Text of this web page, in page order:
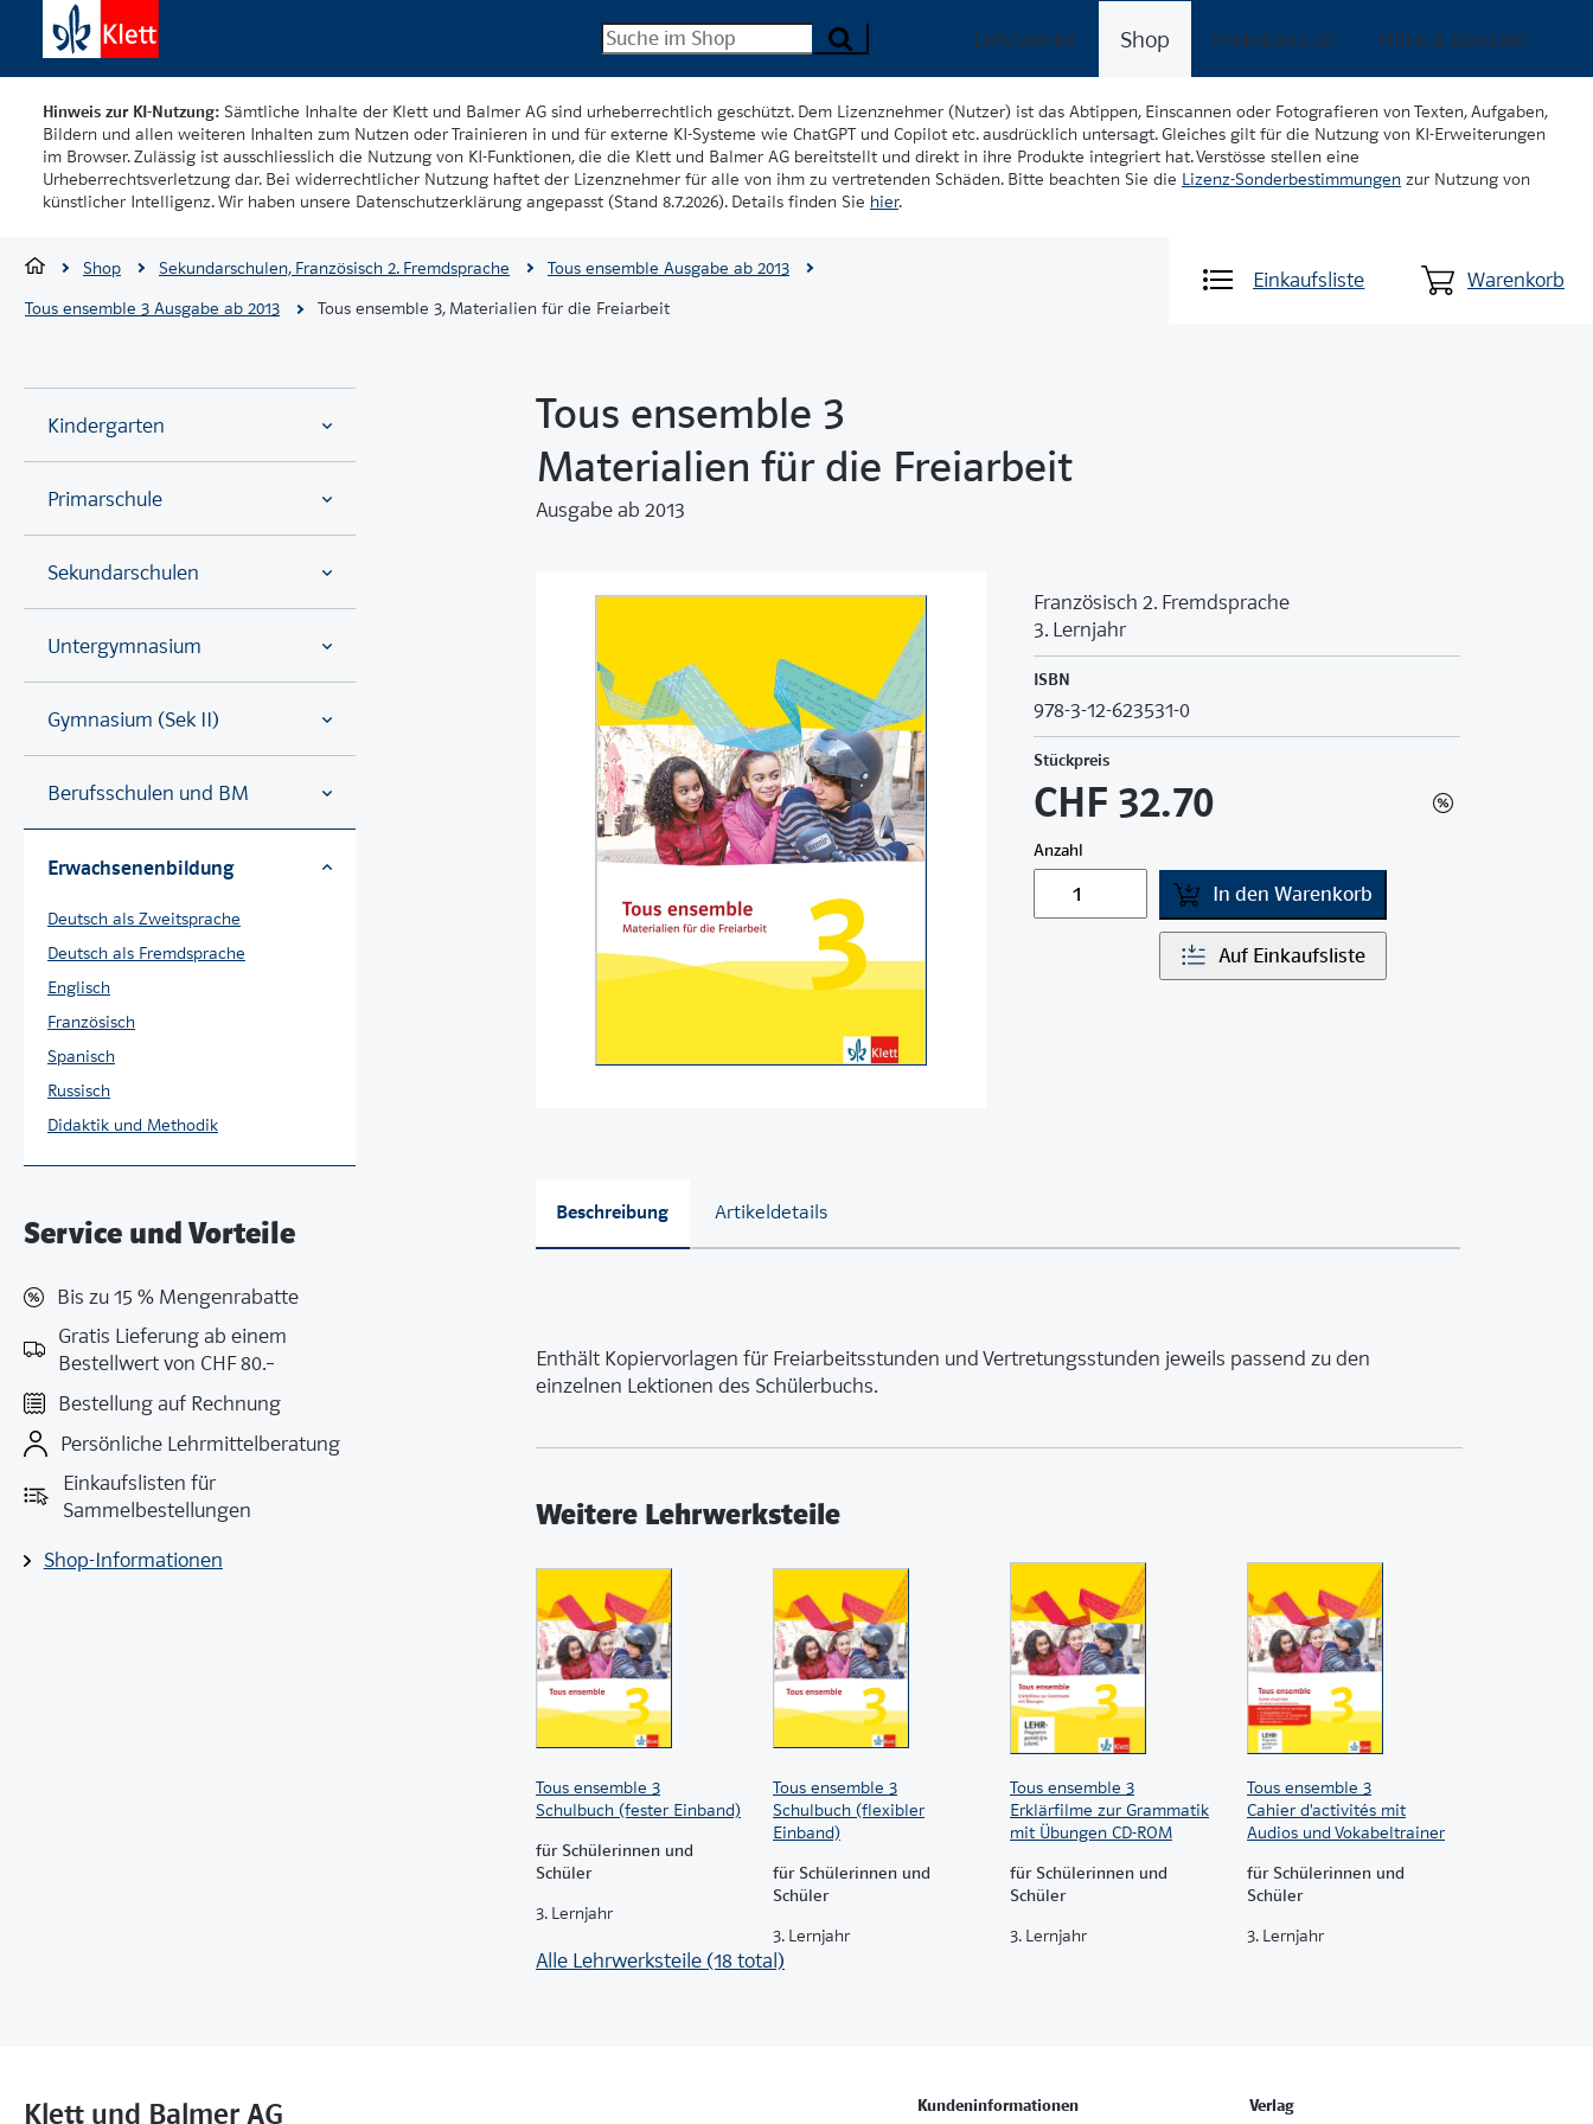
Lehrwerke Shop meinklett.ch Hilfe & Kontakt
Hinweis zur KI-Nutzung: Sämtliche Inhalte der Klett und Balmer AG sind urheberrechtlich geschützt. Dem Lizenznehmer (Nutzer) ist das Abtippen, Einscannen oder Fotografieren von Texten, Aufgaben,
Bildern und allen weiteren Inhalten zum Nutzen oder Trainieren in und für externe KI-Systeme wie ChatGPT und Copilot etc. ausdrücklich untersagt. Gleiches gilt für die Nutzung von KI-Erweiterungen
im Browser. Zulässig ist ausschliesslich die Nutzung von KI-Funktionen, die die Klett und Balmer AG bereitstellt und direkt in ihre Produkte integriert hat. Verstösse stellen eine
Urheberrechtsverletzung dar. Bei widerrechtlicher Nutzung haftet der Lizenznehmer für alle von ihm zu vertretenden Schäden. Bitte beachten Sie die Lizenz-Sonderbestimmungen zur Nutzung von
künstlicher Intelligenz. Wir haben unsere Datenschutzerklärung angepasst (Stand 8.7.2026). Details finden Sie hier.
Einkaufsliste Warenkorb
Shop Sekundarschulen, Französisch 2. Fremdsprache
Tous ensemble Ausgabe ab 2013
Tous ensemble 3 Ausgabe ab 2013
Tous ensemble 3, Materialien für die Freiarbeit
Kindergarten
Primarschule
Sekundarschulen
Untergymnasium
Gymnasium (Sek II)
Berufsschulen und BM
Erwachsenenbildung
Deutsch als Zweitsprache
Deutsch als Fremdsprache
Englisch
Französisch
Spanisch
Russisch
Didaktik und Methodik
Service und Vorteile
Bis zu 15 % Mengenrabatte
Gratis Lieferung ab einem
Bestellwert von CHF 80.–
Bestellung auf Rechnung
Persönliche Lehrmittelberatung
Einkaufslisten für
Sammelbestellungen
Shop-Informationen
Tous ensemble 3
Materialien für die Freiarbeit
Ausgabe ab 2013
Französisch 2. Fremdsprache
3. Lernjahr
ISBN
978-3-12-623531-0
Stückpreis
CHF 32.70
Anzahl
In den Warenkorb
Auf Einkaufsliste
Beschreibung Artikeldetails
Enthält Kopiervorlagen für Freiarbeitsstunden und Vertretungsstunden jeweils passend zu den
einzelnen Lektionen des Schülerbuchs.
Weitere Lehrwerksteile
Tous ensemble 3
Schulbuch (fester Einband)
für Schülerinnen und
Schüler
3. Lernjahr
Tous ensemble 3
Schulbuch (flexibler
Einband)
für Schülerinnen und
Schüler
3. Lernjahr
Tous ensemble 3
Erklärfilme zur Grammatik
mit Übungen CD-ROM
für Schülerinnen und
Schüler
3. Lernjahr
Tous ensemble 3
Cahier d'activités mit
Audios und Vokabeltrainer
für Schülerinnen und
Schüler
3. Lernjahr
Alle Lehrwerksteile (18 total)
Klett und Balmer AG Kundeninformationen Verlag